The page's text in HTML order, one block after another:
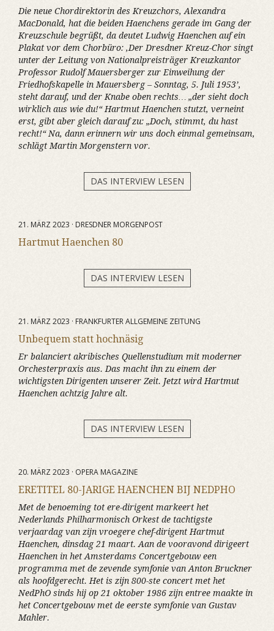
Die neue Chordirektorin des Kreuzchors, Alexandra
MacDonald, hat die beiden Haenchens gerade im Gang der
Kreuzschule begrüßt, da deutet Ludwig Haenchen auf ein
Plakat vor dem Chorbüro: ‚Der Dresdner Kreuz-Chor singt
unter der Leitung von Nationalpreisträger Kreuzkantor
Professor Rudolf Mauersberger zur Einweihung der
Friedhofskapelle in Mauersberg – Sonntag, 5. Juli 1953’,
steht darauf, und der Knabe oben rechts… „der sieht doch
wirklich aus wie du!“ Hartmut Haenchen stutzt, verneint
erst, gibt aber gleich darauf zu: „Doch, stimmt, du hast
recht!“ Na, dann erinnern wir uns doch einmal gemeinsam,
schlägt Martin Morgenstern vor.
DAS INTERVIEW LESEN
21. MÄRZ 2023 · DRESDNER MORGENPOST
Hartmut Haenchen 80
DAS INTERVIEW LESEN
21. MÄRZ 2023 · FRANKFURTER ALLGEMEINE ZEITUNG
Unbequem statt hochnäsig
Er balanciert akribisches Quellenstudium mit moderner
Orchesterpraxis aus. Das macht ihn zu einem der
wichtigsten Dirigenten unserer Zeit. Jetzt wird Hartmut
Haenchen achtzig Jahre alt.
DAS INTERVIEW LESEN
20. MÄRZ 2023 · OPERA MAGAZINE
ERETITEL 80-JARIGE HAENCHEN BIJ NEDPHO
Met de benoeming tot ere-dirigent markeert het
Nederlands Philharmonisch Orkest de tachtigste
verjaardag van zijn vroegere chef-dirigent Hartmut
Haenchen, dinsdag 21 maart. Aan de vooravond dirigeert
Haenchen in het Amsterdams Concertgebouw een
programma met de zevende symfonie van Anton Bruckner
als hoofdgerecht. Het is zijn 800-ste concert met het
NedPhO sinds hij op 21 oktober 1986 zijn entree maakte in
het Concertgebouw met de eerste symfonie van Gustav
Mahler.